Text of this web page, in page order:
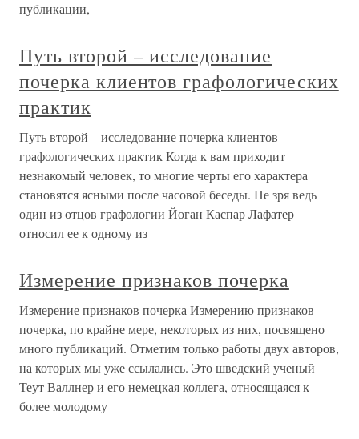
публикации,
Путь второй – исследование
почерка клиентов графологических
практик
Путь второй – исследование почерка клиентов
графологических практик Когда к вам приходит
незнакомый человек, то многие черты его характера
становятся ясными после часовой беседы. Не зря ведь
один из отцов графологии Йоган Каспар Лафатер
относил ее к одному из
Измерение признаков почерка
Измерение признаков почерка Измерению признаков
почерка, по крайне мере, некоторых из них, посвящено
много публикаций. Отметим только работы двух авторов,
на которых мы уже ссылались. Это шведский ученый
Теут Валлнер и его немецкая коллега, относящаяся к
более молодому